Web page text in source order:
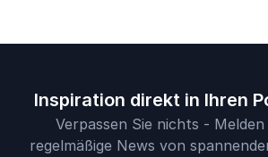
Inspiration direkt in Ihren
Verpassen Sie nichts -
regelmäßige News von